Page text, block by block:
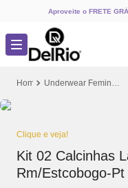
Aproveite o FRETE
Underwear Feminino
Clique e veja!
Kit 02 Calcinhas
Rm/Estcobogo-Pt